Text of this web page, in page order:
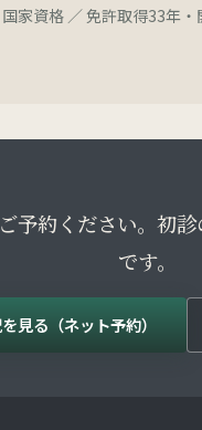
家資格 ／ 免許取得33年・
予約ください。初
です。
見る（ネット予約）